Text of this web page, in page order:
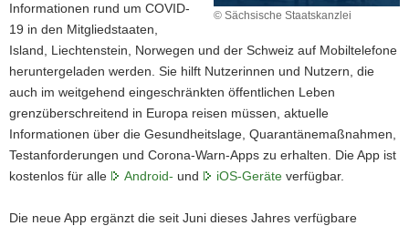
© Sächsische Staatskanzlei
Informationen rund um COVID-
19 in den Mitgliedstaaten,
Island, Liechtenstein, Norwegen und der Schweiz auf Mobiltelefone
heruntergeladen werden. Sie hilft Nutzerinnen und Nutzern, die
auch im weitgehend eingeschränkten öffentlichen Leben
grenzüberschreitend in Europa reisen müssen, aktuelle
Informationen über die Gesundheitslage, Quarantänemaßnahmen,
Testanforderungen und Corona-Warn-Apps zu erhalten. Die App ist
kostenlos für alle
Android- und iOS-Geräte verfügbar.
Die neue App ergänzt die seit Juni dieses Jahres verfügbare